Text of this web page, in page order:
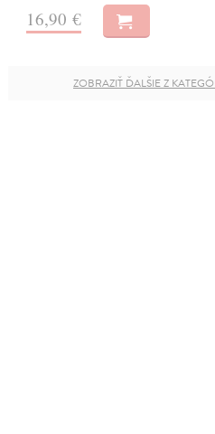
16,90 €
ZOBRAZIŤ ĎALŠIE Z